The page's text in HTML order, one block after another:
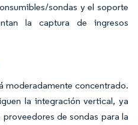
sondas y el soporte
la captura de ingresos
moderadamente concentrado.
la integración vertical, ya
de sondas para la